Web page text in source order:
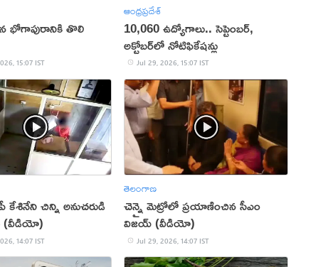
భోగాపురానికి తొలి
15:07 IST
ఆంధ్రప్రదేశ్
10,060 ఉద్యోగాలు.. సెప్టెంబర్,
అక్టోబర్‌లో నోటిఫికేషన్లు
Jul 29, 2026, 15:07 IST
కేశినేని చిన్ని అనుచరుడి
(వీడియో)
14:07 IST
తెలంగాణ
చెన్నై మెట్రోలో ప్రయాణించిన సీఎం
విజయ్ (వీడియో)
Jul 29, 2026, 14:07 IST